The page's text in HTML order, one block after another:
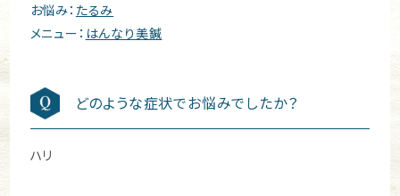
お悩み： たるみ
メニュー： はんなり美鍼
どのような症状でお悩みでしたか？
ハリ